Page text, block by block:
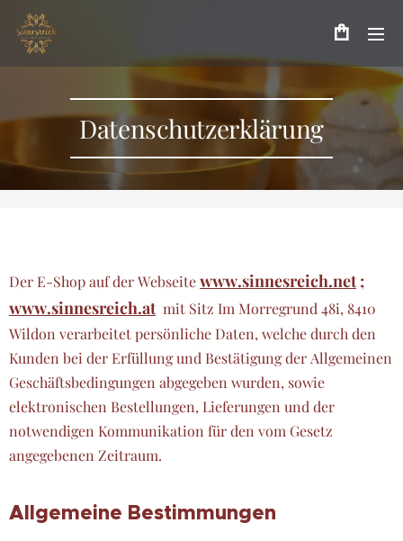
Datenschutzerklärung
Der E-Shop auf der Webseitewww.sinnesreich.net;
www.sinnesreich.at mit Sitz Im Morregrund 48i, 8410
Wildon verarbeitet persönliche Daten, welche durch den
Kunden bei der Erfüllung und Bestätigung der Allgemeinen
Geschäftsbedingungen abgegeben wurden, sowie
elektronischen Bestellungen, Lieferungen und der
notwendigen Kommunikation für den vom Gesetz
angegebenen Zeitraum.
Allgemeine Bestimmungen